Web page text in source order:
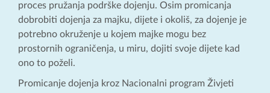
proces pružanja podrške dojenju. Osim promicanja
dobrobiti dojenja za majku, dijete i okoliš, za dojenje je
potrebno okruženje u kojem majke mogu bez
prostornih ograničenja, u miru, dojiti svoje dijete kad
ono to poželi.
Promicanje dojenja kroz Nacionalni program Živjeti